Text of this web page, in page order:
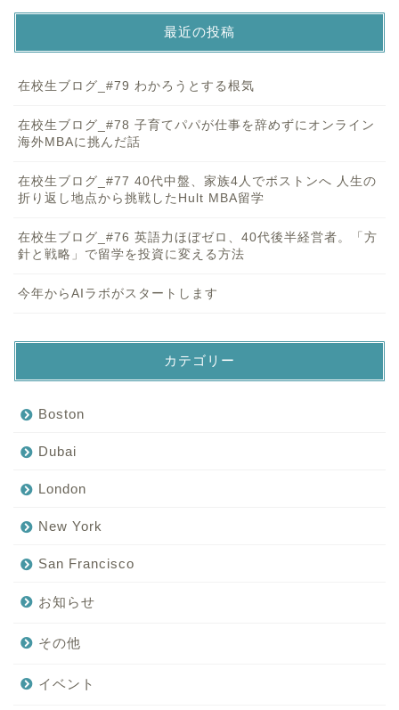
最近の投稿
在校生ブログ_#79 わかろうとする根気
在校生ブログ_#78 子育てパパが仕事を辞めずにオンライン
海外MBAに挑んだ話
在校生ブログ_#77 40代中盤、家族4人でボストンへ 人生の
折り返し地点から挑戦したHult MBA留学
在校生ブログ_#76 英語力ほぼゼロ、40代後半経営者。「方
針と戦略」で留学を投資に変える方法
今年からAIラボがスタートします
カテゴリー
Boston
Dubai
London
New York
San Francisco
お知らせ
その他
イベント